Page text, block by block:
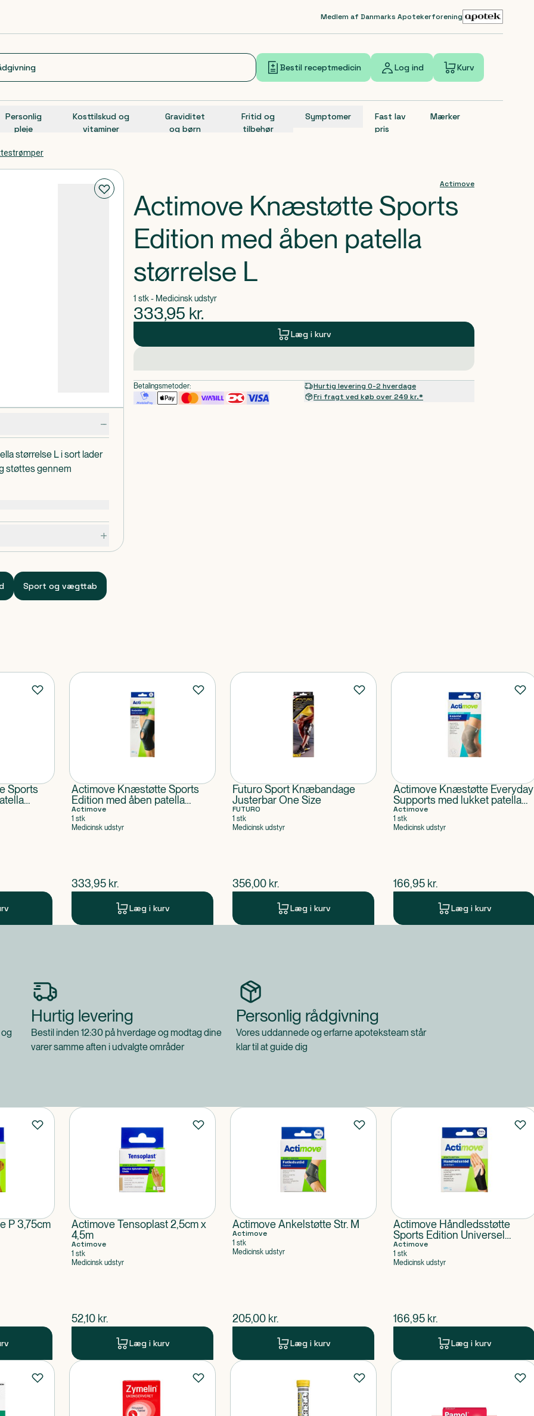
Medlem af Danmarks Apotekerforening
Bestil receptmedicin Log ind Kurv
Personlig
pleje
Kosttilskud og
vitaminer
Graviditet
og børn
Fritid og
tilbehør
Symptomer
Fast lav
pris
Mærker
størrelse L i sort lader
støttes gennem
ledhævelser.
størrelse L er lavet
patella størrelse L.
Sport og vægttab
Actimove
Actimove Knæstøtte Sports
Edition med åben patella
størrelse L
1 stk - Medicinsk udstyr
333,95 kr.
Læg i kurv
Betalingsmetoder:
Hurtig levering 0-2 hverdage
Fri fragt ved køb over 249 kr.*
Sports
Actimove Knæstøtte Sports
Edition med åben patella
størrelse XL
Actimove
1 stk
Medicinsk udstyr
$nuværende pris
333,95 kr.
Læg i kurv
Futuro Sport Knæbandage
Justerbar One Size
FUTURO
1 stk
Medicinsk udstyr
$nuværende pris
356,00 kr.
Læg i kurv
Actimove Knæstøtte Everyday
Supports med lukket patella
størrelse L
Actimove
1 stk
Medicinsk udstyr
$nuværende pris
166,95 kr.
Læg i kurv
Hurtig levering
Bestil inden 12:30 på hverdage og modtag dine
varer samme aften i udvalgte områder
Personlig rådgivning
Vores uddannede og erfarne apoteksteam står
klar til at guide dig
P 3,75cm
Actimove Tensoplast 2,5cm x
4,5m
Actimove
1 stk
Medicinsk udstyr
$nuværende pris
52,10 kr.
Læg i kurv
Actimove Ankelstøtte Str. M
Actimove
1 stk
Medicinsk udstyr
$nuværende pris
205,00 kr.
Læg i kurv
Actimove Håndledsstøtte
Sports Edition Universel
størrelse
Actimove
1 stk
Medicinsk udstyr
$nuværende pris
166,95 kr.
Læg i kurv